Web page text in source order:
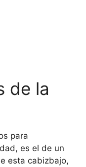
de la
para
es el de un
esta cabizbajo,